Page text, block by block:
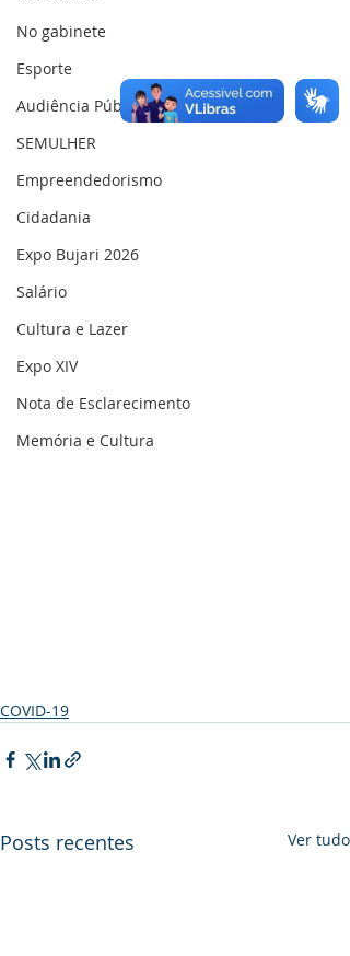
No gabinete
Esporte
Audiência Pública
SEMULHER
Empreendedorismo
Cidadania
Expo Bujari 2026
Salário
Cultura e Lazer
Expo XIV
Nota de Esclarecimento
Memória e Cultura
COVID-19
Posts recentes Ver tudo